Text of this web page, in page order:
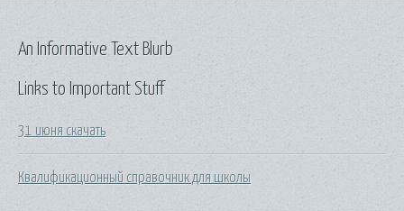
Links to Important Stuff
31 июня скачать
Квалификационный справочник для школы
An Informative Text Blurb